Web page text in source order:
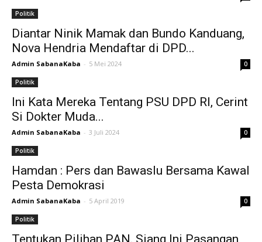
Politik
Diantar Ninik Mamak dan Bundo Kanduang,
Nova Hendria Mendaftar di DPD...
Admin SabanaKaba - 5 Mei 2024 0
Politik
Ini Kata Mereka Tentang PSU DPD RI, Cerint
Si Dokter Muda...
Admin SabanaKaba - 3 Juli 2024 0
Politik
Hamdan : Pers dan Bawaslu Bersama Kawal
Pesta Demokrasi
Admin SabanaKaba - 5 April 2019 0
Politik
Tentukan Pilihan PAN, Siang Ini Pasangan